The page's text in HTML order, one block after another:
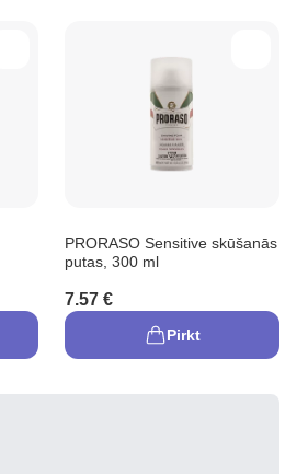
PRORASO Sensitive skūšanās
putas, 300 ml
7.57 €
Pirkt